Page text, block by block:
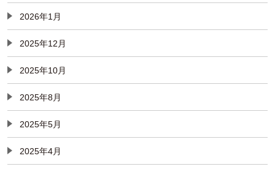
2026年1月
2025年12月
2025年10月
2025年8月
2025年5月
2025年4月